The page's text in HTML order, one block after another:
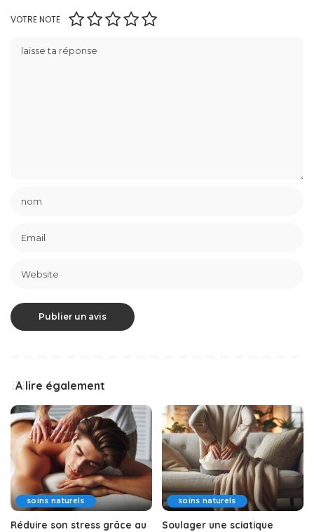
VOTRE NOTE
A lire également
soins naturels
Réduire son stress grâce au
soins naturels
Soulager une sciatique